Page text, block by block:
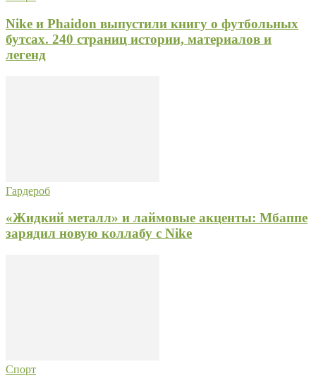
Nike и Phaidon выпустили книгу о футбольных
бутсах. 240 страниц истории, материалов и
легенд
Гардероб
«Жидкий металл» и лаймовые акценты: Мбаппе
зарядил новую коллабу с Nike
Спорт